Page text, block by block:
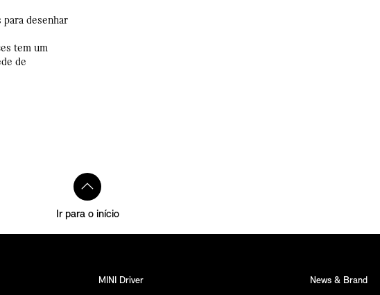
desenhar
tem um
de
Ir para o início
MINI Driver News & Brand